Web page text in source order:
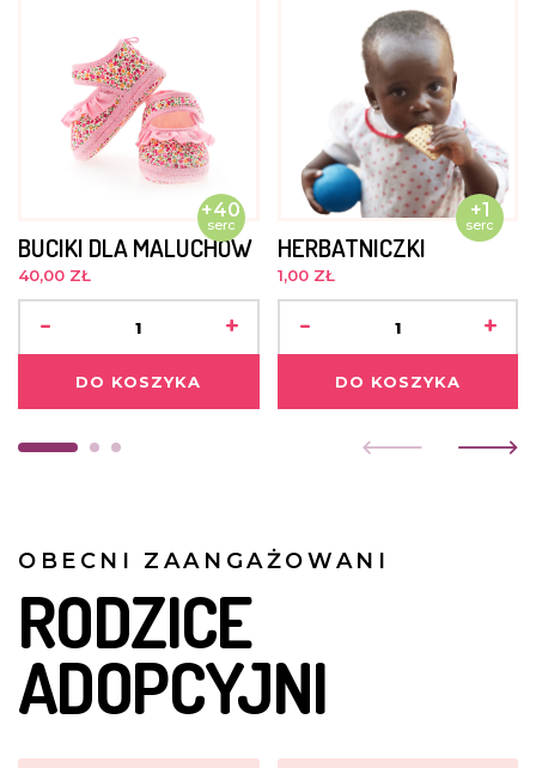
+40
serc
BUCIKI DLA MALUCHÓW
40,00 ZŁ
- +
DO KOSZYKA
+1
serc
HERBATNICZKI
1,00 ZŁ
- +
DO KOSZYKA
OBECNI ZAANGAŻOWANI
RODZICE
ADOPCYJNI